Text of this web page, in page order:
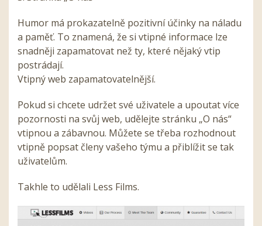
Humor má prokazatelně pozitivní účinky na náladu
a paměť. To znamená, že si vtipné informace lze
snadněji zapamatovat než ty, které nějaký vtip
postrádají.
Vtipný web zapamatovatelnější.
Pokud si chcete udržet své uživatele a upoutat více
pozornosti na svůj web, udělejte stránku „O nás“
vtipnou a zábavnou. Můžete se třeba rozhodnout
vtipně popsat členy vašeho týmu a přiblížit se tak
uživatelům.
Takhle to udělali Less Films.